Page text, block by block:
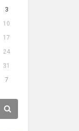
3
10
17
24
31
7